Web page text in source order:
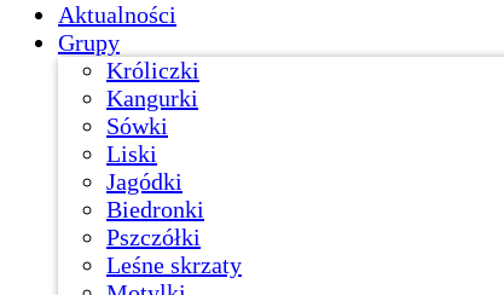
Aktualności
Grupy
Króliczki
Kangurki
Sówki
Liski
Jagódki
Biedronki
Pszczółki
Leśne skrzaty